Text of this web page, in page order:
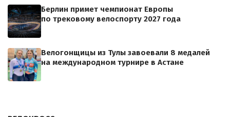
Берлин примет чемпионат Европы
по трековому велоспорту 2027 года
Велогонщицы из Тулы завоевали 8 медалей
на международном турнире в Астане